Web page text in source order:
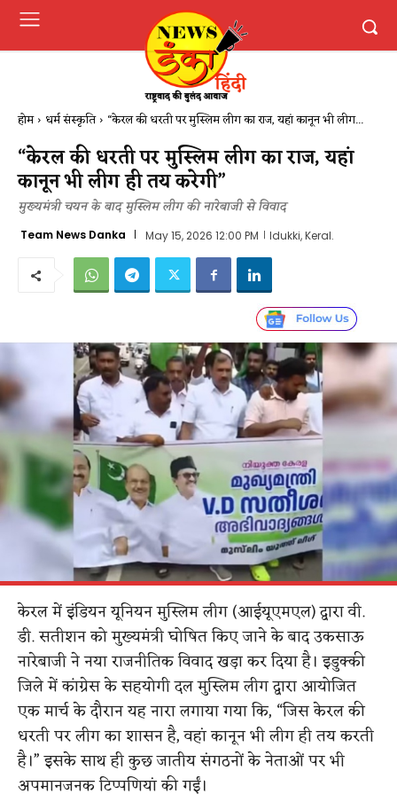
होम धर्म संस्कृति “केरल की धरती पर मुस्लिम लीग का राज, यहां कानून भी लीग...
“केरल की धरती पर मुस्लिम लीग का राज, यहां
कानून भी लीग ही तय करेगी”
मुख्यमंत्री चयन के बाद मुस्लिम लीग की नारेबाजी से विवाद
Team News Danka May 15, 2026 12:00 PM Idukki, Keral.
केरल में इंडियन यूनियन मुस्लिम लीग (आईयूएमएल) द्वारा वी.
डी. सतीशन को मुख्यमंत्री घोषित किए जाने के बाद उकसाऊ
नारेबाजी ने नया राजनीतिक विवाद खड़ा कर दिया है। इडुक्की
जिले में कांग्रेस के सहयोगी दल मुस्लिम लीग द्वारा आयोजित
एक मार्च के दौरान यह नारा लगाया गया कि, “जिस केरल की
धरती पर लीग का शासन है, वहां कानून भी लीग ही तय करती
है।” इसके साथ ही कुछ जातीय संगठनों के नेताओं पर भी
अपमानजनक टिप्पणियां की गईं।